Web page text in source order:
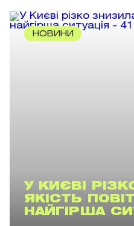
НОВИНИ
У КИЄВІ
ЯКІСТЬ
НАЙГІРША